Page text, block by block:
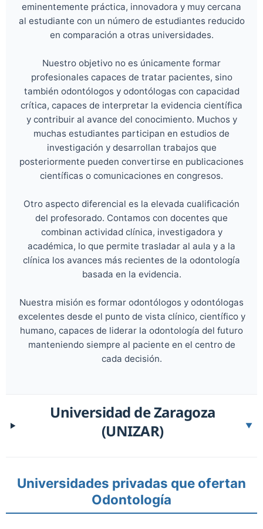
eminentemente práctica, innovadora y muy cercana
al estudiante con un número de estudiantes reducido
en comparación a otras universidades.
Nuestro objetivo no es únicamente formar
profesionales capaces de tratar pacientes, sino
también odontólogos y odontólogas con capacidad
crítica, capaces de interpretar la evidencia científica
y contribuir al avance del conocimiento. Muchos y
muchas estudiantes participan en estudios de
investigación y desarrollan trabajos que
posteriormente pueden convertirse en publicaciones
científicas o comunicaciones en congresos.
Otro aspecto diferencial es la elevada cualificación
del profesorado. Contamos con docentes que
combinan actividad clínica, investigadora y
académica, lo que permite trasladar al aula y a la
clínica los avances más recientes de la odontología
basada en la evidencia.
Nuestra misión es formar odontólogos y odontólogas
excelentes desde el punto de vista clínico, científico y
humano, capaces de liderar la odontología del futuro
manteniendo siempre al paciente en el centro de
cada decisión.
Universidad de Zaragoza
(UNIZAR)
▼
Universidades privadas que ofertan
Odontología